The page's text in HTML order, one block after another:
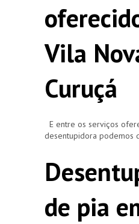
Vila
Curuçá
E entre os serviços
desentupidora podemos
de pia